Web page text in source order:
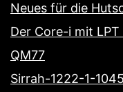
Neues für die
Der Core-i mit
QM77
Sirrah-1222-1-